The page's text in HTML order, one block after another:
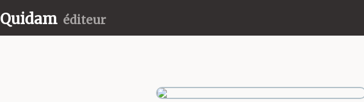
Quidam éditeur